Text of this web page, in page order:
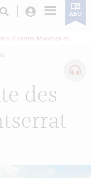
Login ABO
Klosters Montserrat
des